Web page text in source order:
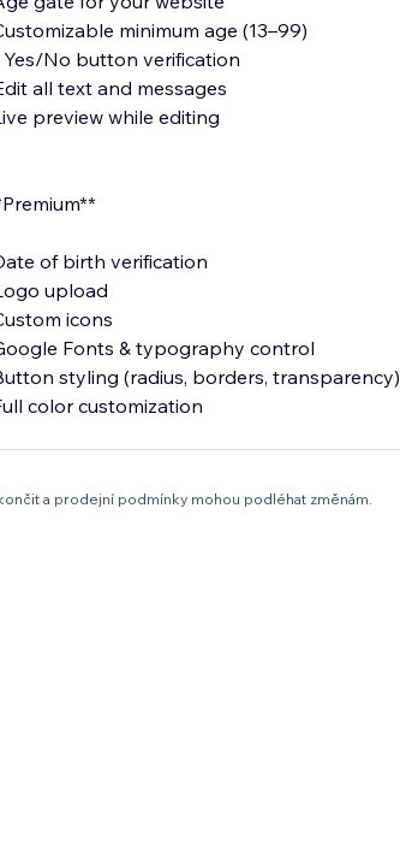
minimum age (13–99)
Yes/No button verification
all text and messages
preview while editing
of birth verification
upload
icons
Fonts & typography control
styling (radius, borders, transparency)
a prodejní podmínky mohou podléhat změnám.